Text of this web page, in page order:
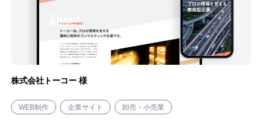
株式会社トーコー 様
WEB制作 企業サイト 卸売・小売業